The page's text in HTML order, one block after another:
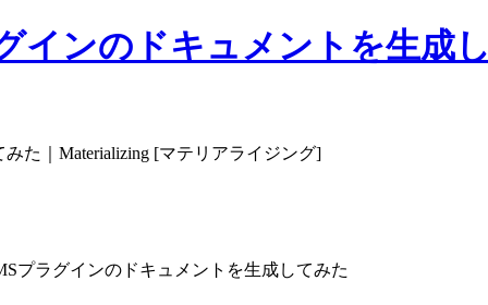
インのドキュメントを生成
た｜Materializing [マテリアライジング]
プラグインのドキュメントを生成してみた